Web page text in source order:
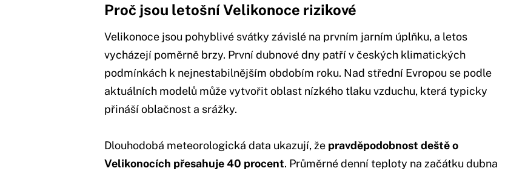
Proč jsou letošní Velikonoce rizikové
Velikonoce jsou pohyblivé svátky závislé na prvním jarním úplňku, a letos
vycházejí poměrně brzy. První dubnové dny patří v českých klimatických
podmínkách k nejnestabilnějším obdobím roku. Nad střední Evropou se podle
aktuálních modelů může vytvořit oblast nízkého tlaku vzduchu, která typicky
přináší oblačnost a srážky.
Dlouhodobá meteorologická data ukazují, že pravděpodobnost deště o
Velikonocích přesahuje 40 procent. Průměrné denní teploty na začátku dubna